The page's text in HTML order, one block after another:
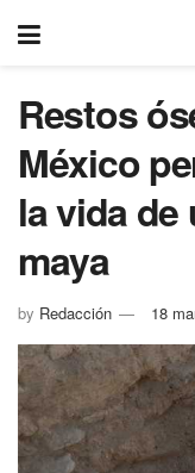
Restos
México
la vida de
maya
by Redacción 18